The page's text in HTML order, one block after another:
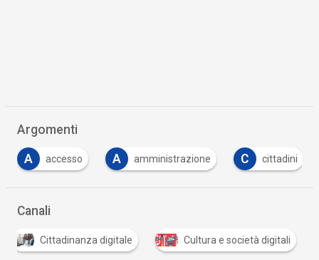
Argomenti
accesso amministrazione cittadini
Canali
Cittadinanza digitale Cultura e società digitali